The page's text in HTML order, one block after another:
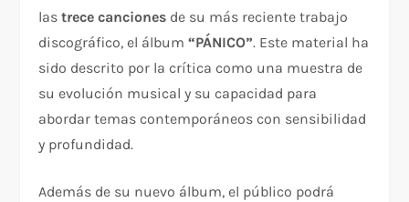
lastrece canciones de su más reciente trabajo
discográfico, el álbum“PÁNICO”. Este material ha
sido descrito por la crítica como una muestra de
su evolución musical y su capacidad para
abordar temas contemporáneos con sensibilidad
y profundidad.
Además de su nuevo álbum, el público podrá